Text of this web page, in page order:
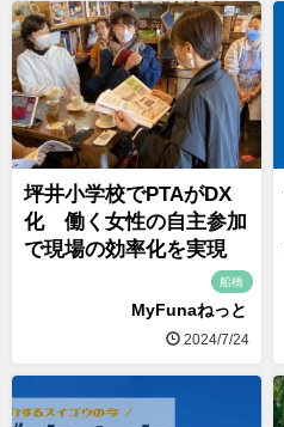
坪井小学校でPTAがDX
化 働く女性の自主参加
で現場の効率化を実現
船橋
MyFunaねっと
2024/7/24